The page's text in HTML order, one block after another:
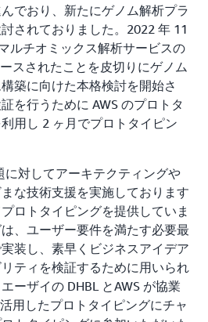
でおり、新たにゲノム解析プラ
されておりました。2022 年 11
ルチオミックス解析サービスの
スされたことを皮切りにゲノム
築に向けた本格検討を開始さ
を行うために AWS のプロトタ
用し 2 ヶ月でプロトタイピン
に対してアーキテクティングや
な技術支援を実施しております
ロトタイピングを提供していま
、ユーザー要件を満たす必要最
装し、素早くビジネスアイデア
ティを検証するために用いられ
ーザイの DHBL とAWS が協業
用したプロトタイピングにチャ